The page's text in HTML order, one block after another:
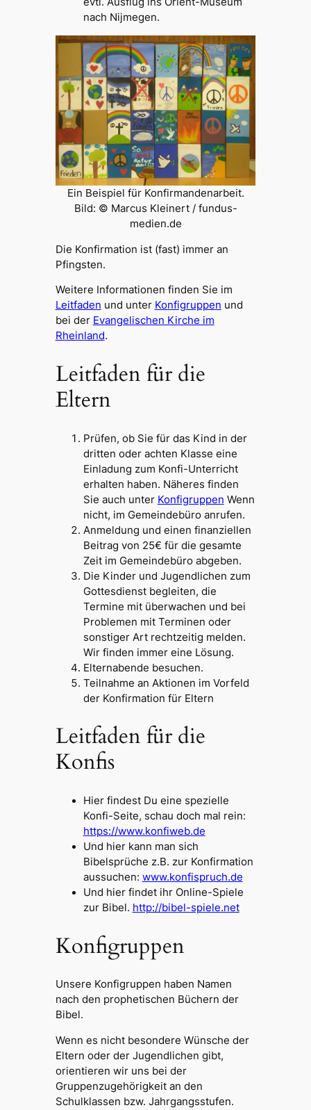
nach Nijmegen.
Ein Beispiel für Konfirmandenarbeit.
Bild: © Marcus Kleinert / fundus-
medien.de
Die Konfirmation ist (fast) immer an
Pfingsten.
Weitere Informationen finden Sie im
Leitfaden und unter Konfigruppen und
bei der Evangelischen Kirche im
Rheinland.
Leitfaden für die
Eltern
Prüfen, ob Sie für das Kind in der
dritten oder achten Klasse eine
Einladung zum Konfi-Unterricht
erhalten haben. Näheres finden
Sie auch unter Konfigruppen Wenn
nicht, im Gemeindebüro anrufen.
Anmeldung und einen finanziellen
Beitrag von 25€ für die gesamte
Zeit im Gemeindebüro abgeben.
Die Kinder und Jugendlichen zum
Gottesdienst begleiten, die
Termine mit überwachen und bei
Problemen mit Terminen oder
sonstiger Art rechtzeitig melden.
Wir finden immer eine Lösung.
Elternabende besuchen.
Teilnahme an Aktionen im Vorfeld
der Konfirmation für Eltern
Leitfaden für die
Konfis
Hier findest Du eine spezielle
Konfi-Seite, schau doch mal rein:
https://www.konfiweb.de
Und hier kann man sich
Bibelsprüche z.B. zur Konfirmation
aussuchen: www.konfispruch.de
Und hier findet ihr Online-Spiele
zur Bibel. http://bibel-spiele.net
Konfigruppen
Unsere Konfigruppen haben Namen
nach den prophetischen Büchern der
Bibel.
Wenn es nicht besondere Wünsche der
Eltern oder der Jugendlichen gibt,
orientieren wir uns bei der
Gruppenzugehörigkeit an den
Schulklassen bzw. Jahrgangsstufen.